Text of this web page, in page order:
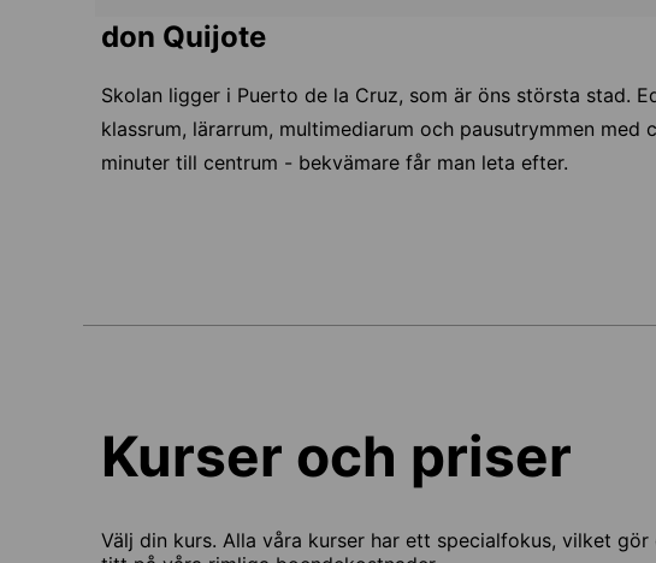
don Quijote
Skolan ligger i Puerto de la Cruz, som är öns största stad.
klassrum, lärarrum, multimediarum och pausutrymmen
minuter till centrum - bekvämare får man leta efter.
Kurser och priser
Välj din kurs. Alla våra kurser har ett specialfokus, vilket